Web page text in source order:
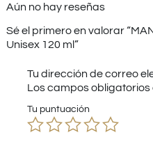
Aún no hay reseñas
Sé el primero en valorar
Unisex 120 ml”
Tu dirección de correo
Los campos
Tu puntuación